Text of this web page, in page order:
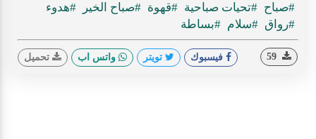
#صباح #تحيات صباحية #قهوة #صباح الخير
#هدوء
#رواق #سلام #بساطة
فيسبوك تويتر واتس اب تحميل